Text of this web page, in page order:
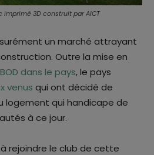
imprimé 3D construit par AICT
un marché attrayant
Outre la mise en
dans le pays, le pays
venus qui ont décidé de
logement qui handicape de
à ce jour.
rejoindre le club de cette